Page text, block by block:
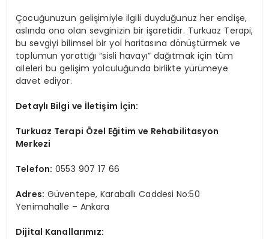
Çocuğunuzun gelişimiyle ilgili duyduğunuz her endişe,
aslında ona olan sevginizin bir işaretidir. Turkuaz Terapi,
bu sevgiyi bilimsel bir yol haritasına dönüştürmek ve
toplumun yarattığı “sisli havayı” dağıtmak için tüm
aileleri bu gelişim yolculuğunda birlikte yürümeye
davet ediyor.
Detaylı Bilgi ve İletişim İçin:
Turkuaz Terapi Özel Eğitim ve Rehabilitasyon
Merkezi
Telefon: 0553 907 17 66
Adres: Güventepe, Karaballı Caddesi No:50
Yenimahalle – Ankara
Dijital Kanallarımız: